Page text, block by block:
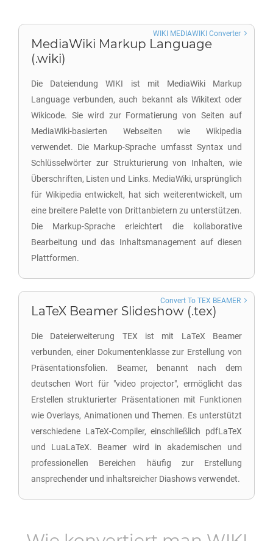
MediaWiki Markup Language
(.wiki)
Die Dateiendung WIKI ist mit MediaWiki Markup
Language verbunden, auch bekannt als Wikitext oder
Wikicode. Sie wird zur Formatierung von Seiten auf
MediaWiki-basierten Webseiten wie Wikipedia
verwendet. Die Markup-Sprache umfasst Syntax und
Schlüsselwörter zur Strukturierung von Inhalten, wie
Überschriften, Listen und Links. MediaWiki, ursprünglich
für Wikipedia entwickelt, hat sich weiterentwickelt, um
eine breitere Palette von Drittanbietern zu unterstützen.
Die Markup-Sprache erleichtert die kollaborative
Bearbeitung und das Inhaltsmanagement auf diesen
Plattformen.
WIKI MEDIAWIKI Converter
LaTeX Beamer Slideshow (.tex)
Die Dateierweiterung TEX ist mit LaTeX Beamer
verbunden, einer Dokumentenklasse zur Erstellung von
Präsentationsfolien. Beamer, benannt nach dem
deutschen Wort für "video projector", ermöglicht das
Erstellen strukturierter Präsentationen mit Funktionen
wie Overlays, Animationen und Themen. Es unterstützt
verschiedene LaTeX-Compiler, einschließlich pdfLaTeX
und LuaLaTeX. Beamer wird in akademischen und
professionellen Bereichen häufig zur Erstellung
ansprechender und inhaltsreicher Diashows verwendet.
Convert To TEX BEAMER